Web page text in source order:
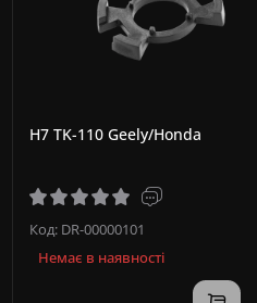
H7 TK-110 Geely/Honda
Код: DR-00000101
Немає в наявності